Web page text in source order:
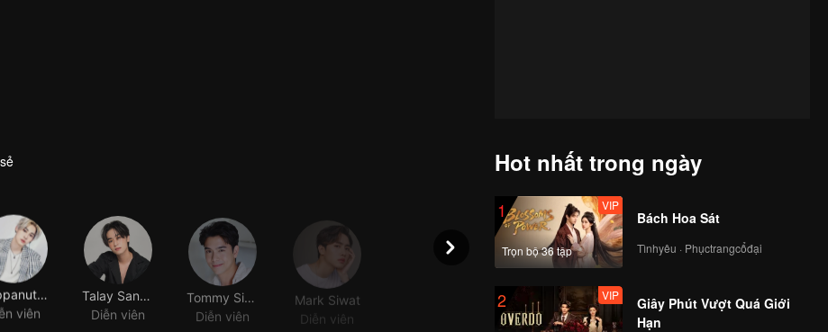
viên
Diễn viên
Diễn viên
Mark Siwat
Diễn viên
Hot nhất trong ngày
1
Trọn bộ 36 tập
VIP
Bách Hoa Sát
Tìnhyêu · Phụctrangcổđại
2 VIP
Giây Phút Vượt Quá Giới
Hạn